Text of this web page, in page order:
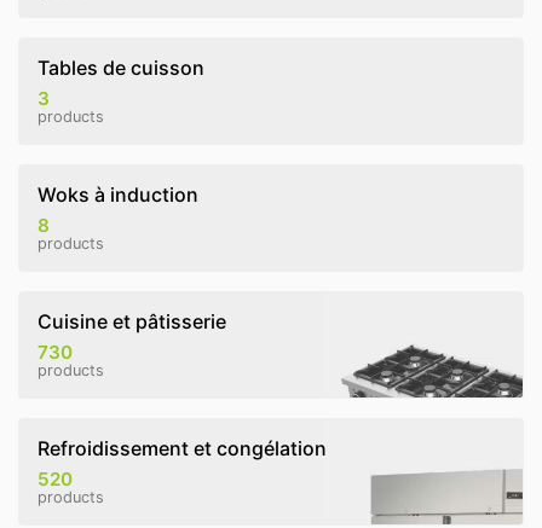
Tables de cuisson
3
products
Woks à induction
8
products
Cuisine et pâtisserie
730
products
Refroidissement et congélation
520
products